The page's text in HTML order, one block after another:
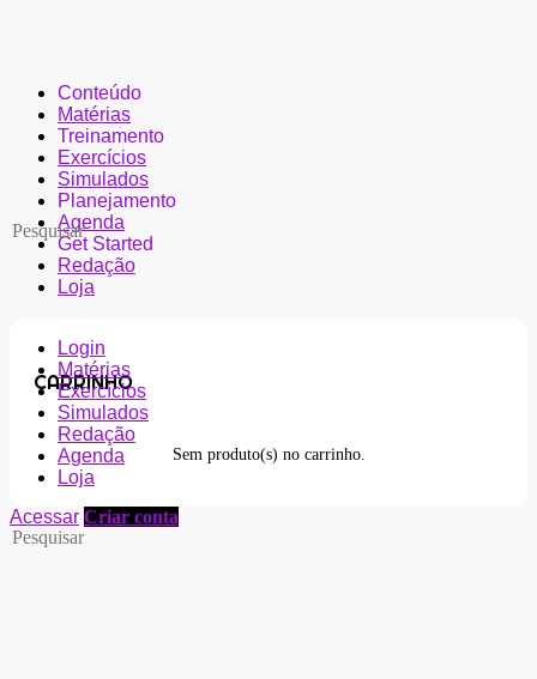
Conteúdo
Matérias
Treinamento
Exercícios
Simulados
Planejamento
Agenda
Get Started
Redação
Loja
CARRINHO
Sem produto(s) no carrinho.
Acessar Criar conta
Login
Matérias
Exercícios
Simulados
Redação
Agenda
Loja